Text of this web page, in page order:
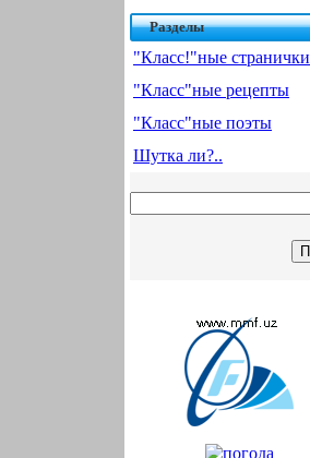
Разделы
"Класс!"ные странички
"Класс"ные рецепты
"Класс"ные поэты
Шутка ли?..